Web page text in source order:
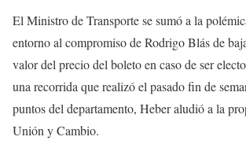
El Ministro de Transporte se sumó a la
entorno al compromiso de Rodrigo Blás de
valor del precio del boleto en caso de ser
una recorrida que realizó el pasado fin de
puntos del departamento, Heber aludió a la
Unión y Cambio.